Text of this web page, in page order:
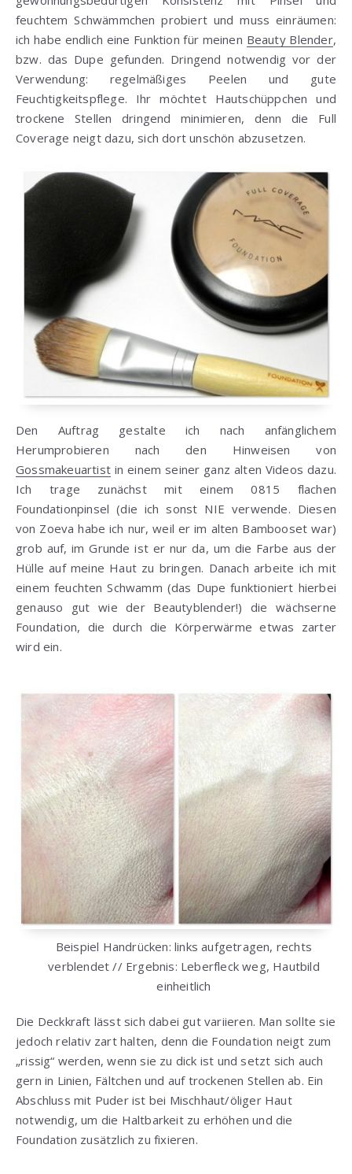
feuchtem Schwämmchen probiert und muss einräumen:
ich habe endlich eine Funktion für meinen Beauty Blender,
bzw. das Dupe gefunden. Dringend notwendig vor der
Verwendung: regelmäßiges Peelen und gute
Feuchtigkeitspflege. Ihr möchtet Hautschüppchen und
trockene Stellen dringend minimieren, denn die Full
Coverage neigt dazu, sich dort unschön abzusetzen.
Den Auftrag gestalte ich nach anfänglichem
Herumprobieren nach den Hinweisen von
Gossmakeuartist in einem seiner ganz alten Videos dazu.
Ich trage zunächst mit einem 0815 flachen
Foundationpinsel (die ich sonst NIE verwende. Diesen
von Zoeva habe ich nur, weil er im alten Bambooset war)
grob auf, im Grunde ist er nur da, um die Farbe aus der
Hülle auf meine Haut zu bringen. Danach arbeite ich mit
einem feuchten Schwamm (das Dupe funktioniert hierbei
genauso gut wie der Beautyblender!) die wächserne
Foundation, die durch die Körperwärme etwas zarter
wird ein.
Beispiel Handrücken: links aufgetragen, rechts
verblendet // Ergebnis: Leberfleck weg, Hautbild
einheitlich
Die Deckkraft lässt sich dabei gut variieren. Man sollte sie
jedoch relativ zart halten, denn die Foundation neigt zum
„rissig“ werden, wenn sie zu dick ist und setzt sich auch
gern in Linien, Fältchen und auf trockenen Stellen ab. Ein
Abschluss mit Puder ist bei Mischhaut/öliger Haut
notwendig, um die Haltbarkeit zu erhöhen und die
Foundation zusätzlich zu fixieren.